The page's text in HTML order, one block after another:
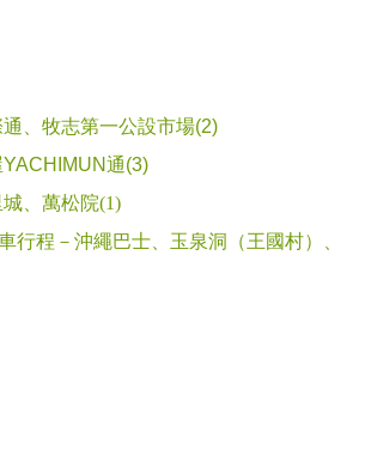
、牧志第一公設市場(2)
通(3)
、萬松院(1)
行程－沖繩巴士、玉泉洞（王國村）、